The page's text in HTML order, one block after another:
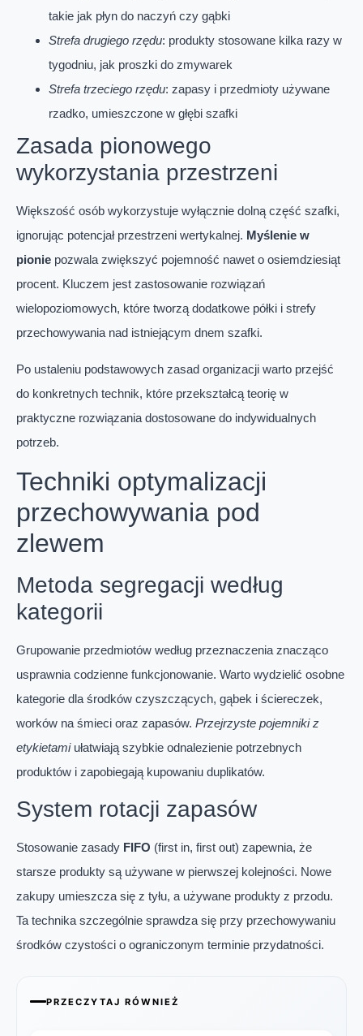
takie jak płyn do naczyń czy gąbki
Strefa drugiego rzędu: produkty stosowane kilka razy w
tygodniu, jak proszki do zmywarek
Strefa trzeciego rzędu: zapasy i przedmioty używane
rzadko, umieszczone w głębi szafki
Zasada pionowego
wykorzystania przestrzeni
Większość osób wykorzystuje wyłącznie dolną część szafki,
ignorując potencjał przestrzeni wertykalnej. Myślenie w
pionie pozwala zwiększyć pojemność nawet o osiemdziesiąt
procent. Kluczem jest zastosowanie rozwiązań
wielopoziomowych, które tworzą dodatkowe półki i strefy
przechowywania nad istniejącym dnem szafki.
Po ustaleniu podstawowych zasad organizacji warto przejść
do konkretnych technik, które przekształcą teorię w
praktyczne rozwiązania dostosowane do indywidualnych
potrzeb.
Techniki optymalizacji
przechowywania pod
zlewem
Metoda segregacji według
kategorii
Grupowanie przedmiotów według przeznaczenia znacząco
usprawnia codzienne funkcjonowanie. Warto wydzielić osobne
kategorie dla środków czyszczących, gąbek i ściereczek,
worków na śmieci oraz zapasów. Przejrzyste pojemniki z
etykietamiułatwiają szybkie odnalezienie potrzebnych
produktów i zapobiegają kupowaniu duplikatów.
System rotacji zapasów
Stosowanie zasady FIFO (first in, first out) zapewnia, że
starsze produkty są używane w pierwszej kolejności. Nowe
zakupy umieszcza się z tyłu, a używane produkty z przodu.
Ta technika szczególnie sprawdza się przy przechowywaniu
środków czystości o ograniczonym terminie przydatności.
PRZECZYTAJ RÓWNIEŻ